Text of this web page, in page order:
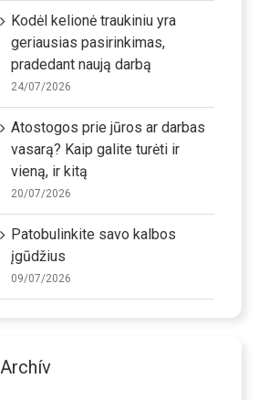
Kodėl kelionė traukiniu yra
geriausias pasirinkimas,
pradedant naują darbą
24/07/2026
Atostogos prie jūros ar darbas
vasarą? Kaip galite turėti ir
vieną, ir kitą
20/07/2026
Patobulinkite savo kalbos
įgūdžius
09/07/2026
Archív